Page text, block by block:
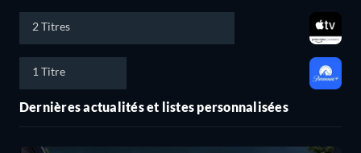
2 Titres
1 Titre
Dernières actualités et listes personnalisées